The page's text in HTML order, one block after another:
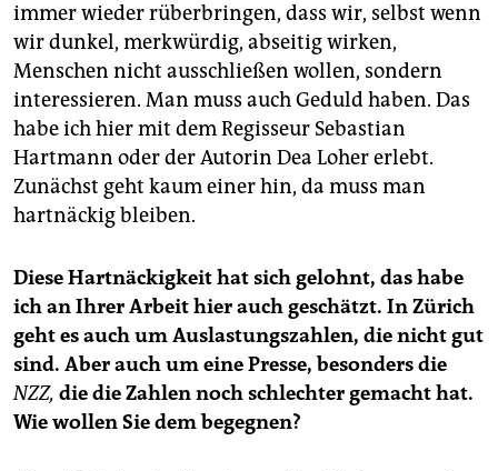
immer wieder rüberbringen, dass wir, selbst wenn
wir dunkel, merkwürdig, abseitig wirken,
Menschen nicht ausschließen wollen, sondern
interessieren. Man muss auch Geduld haben. Das
habe ich hier mit dem Regisseur Sebastian
Hartmann oder der Autorin Dea Loher erlebt.
Zunächst geht kaum einer hin, da muss man
hartnäckig bleiben.
Diese Hartnäckigkeit hat sich gelohnt, das habe
ich an Ihrer Arbeit hier auch geschätzt. In Zürich
geht es auch um Auslastungszahlen, die nicht gut
sind. Aber auch um eine Presse, besonders die
NZZ, die die Zahlen noch schlechter gemacht hat.
Wie wollen Sie dem begegnen?